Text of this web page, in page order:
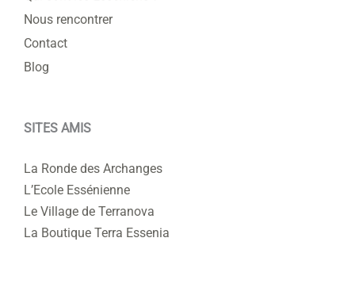
Nous rencontrer
Contact
Blog
SITES AMIS
La Ronde des Archanges
L’Ecole Essénienne
Le Village de Terranova
La Boutique Terra Essenia